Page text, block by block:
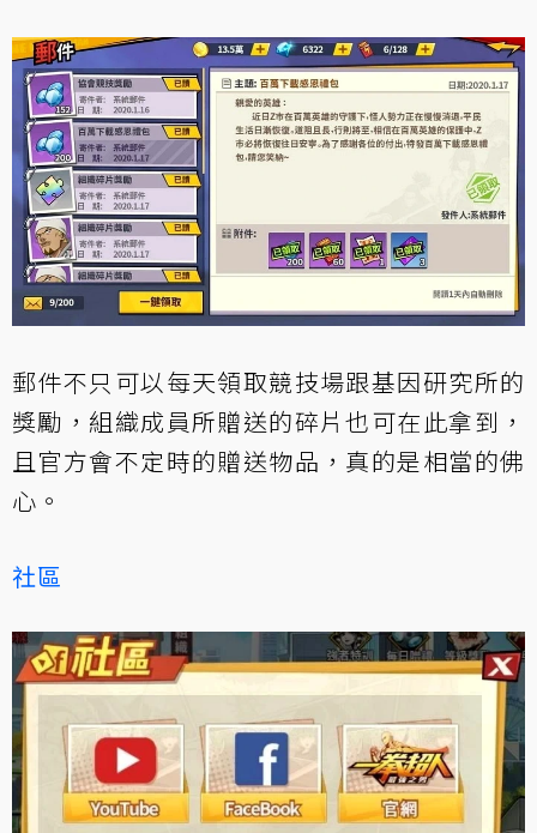
郵件不只可以每天領取競技場跟基因研究所的
獎勵，組織成員所贈送的碎片也可在此拿到，
且官方會不定時的贈送物品，真的是相當的佛
心。
社區